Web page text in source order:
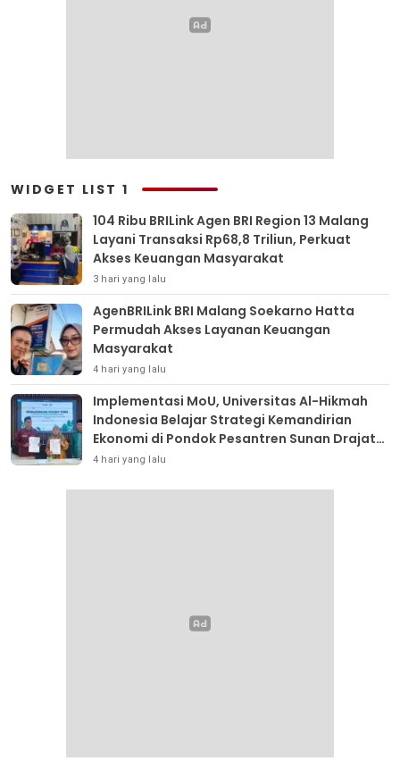
WIDGET LIST 1
104 Ribu BRILink Agen BRI Region 13 Malang
Layani Transaksi Rp68,8 Triliun, Perkuat
Akses Keuangan Masyarakat
3 hari yang lalu
AgenBRILink BRI Malang Soekarno Hatta
Permudah Akses Layanan Keuangan
Masyarakat
4 hari yang lalu
Implementasi MoU, Universitas Al-Hikmah
Indonesia Belajar Strategi Kemandirian
Ekonomi di Pondok Pesantren Sunan Drajat
Lamongan
4 hari yang lalu